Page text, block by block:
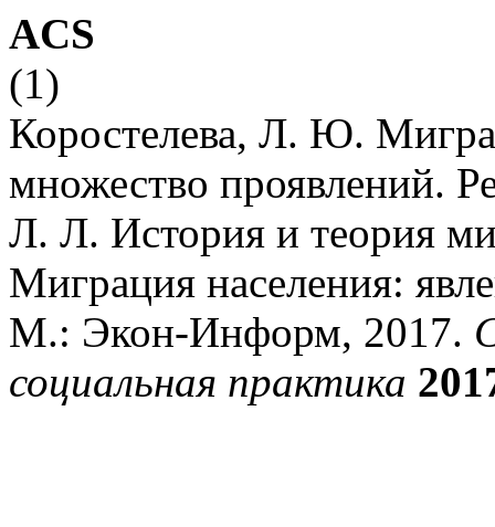
ACS
(1)
Коростелева, Л. Ю.
множество проявлений.
Л. Л. История и теория
Миграция населения:
М.: Экон-Информ, 2017.
социальная практика